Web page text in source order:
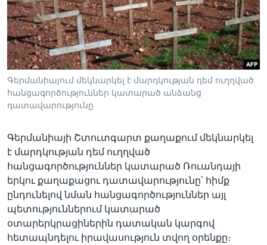
Լեզուներ
Գերմանիայում մեկնարկել է մարդկության դեմ ուղղված
հանցագործություններ կատարած անձանց
դատավարությունը
Գերմանիայի Շտուտգարտ քաղաքում մեկնարկել
է մարդկության դեմ ուղղված
հանցագործություններ կատարած Ռուանդայի
երկու քաղաքացու դատավարությունը՝ հիմք
ընդունելով նման հանցագործություններ այլ
պետություններում կատարած
օտարերկրացիներին դատական կարգով
հետապնդելու իրավասություն տվող օրենքը։